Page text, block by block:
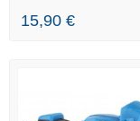
15,90 €